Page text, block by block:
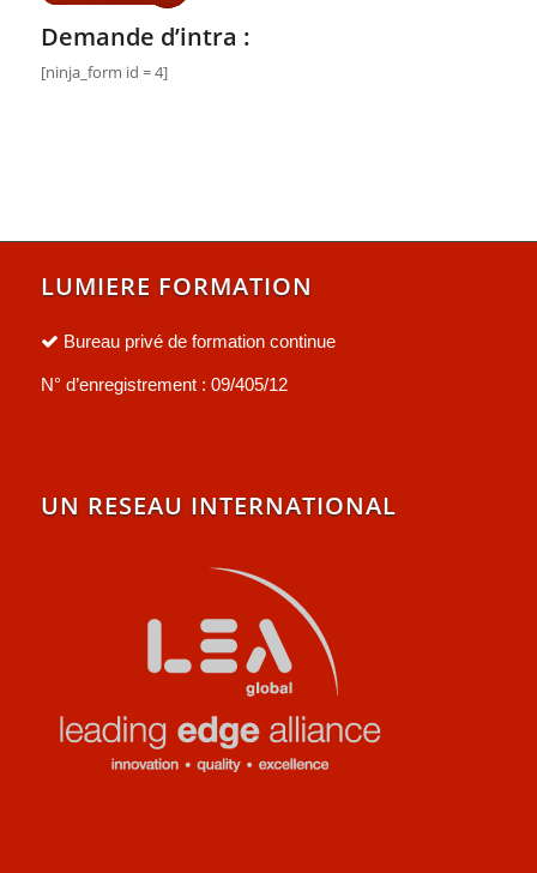
Demande d’intra :
[ninja_form id = 4]
LUMIERE FORMATION
Bureau privé de formation continue
N° d’enregistrement : 09/405/12
UN RESEAU INTERNATIONAL